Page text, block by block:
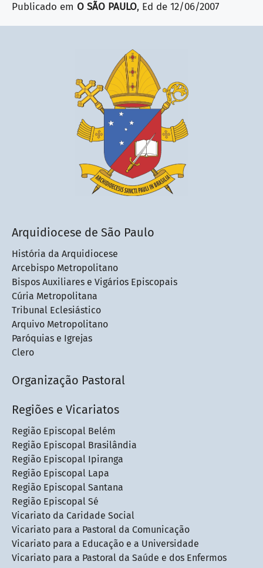
Publicado em O SÃO PAULO, Ed de 12/06/2007
Arquidiocese de São Paulo
História da Arquidiocese
Arcebispo Metropolitano
Bispos Auxiliares e Vigários Episcopais
Cúria Metropolitana
Tribunal Eclesiástico
Arquivo Metropolitano
Paróquias e Igrejas
Clero
Organização Pastoral
Regiões e Vicariatos
Região Episcopal Belém
Região Episcopal Brasilândia
Região Episcopal Ipiranga
Região Episcopal Lapa
Região Episcopal Santana
Região Episcopal Sé
Vicariato da Caridade Social
Vicariato para a Pastoral da Comunicação
Vicariato para a Educação e a Universidade
Vicariato para a Pastoral da Saúde e dos Enfermos